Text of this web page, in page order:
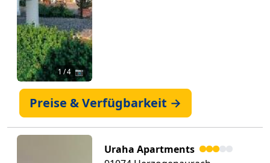
1 / 4 📷
Preise & Verfügbarkeit →
Uraha Apartments